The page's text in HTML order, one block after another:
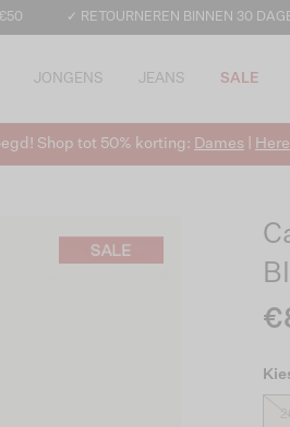
✓ RETOURNEREN BINNEN 30
JONGENS JEANS SALE
Shop tot 50% korting: Dames
26